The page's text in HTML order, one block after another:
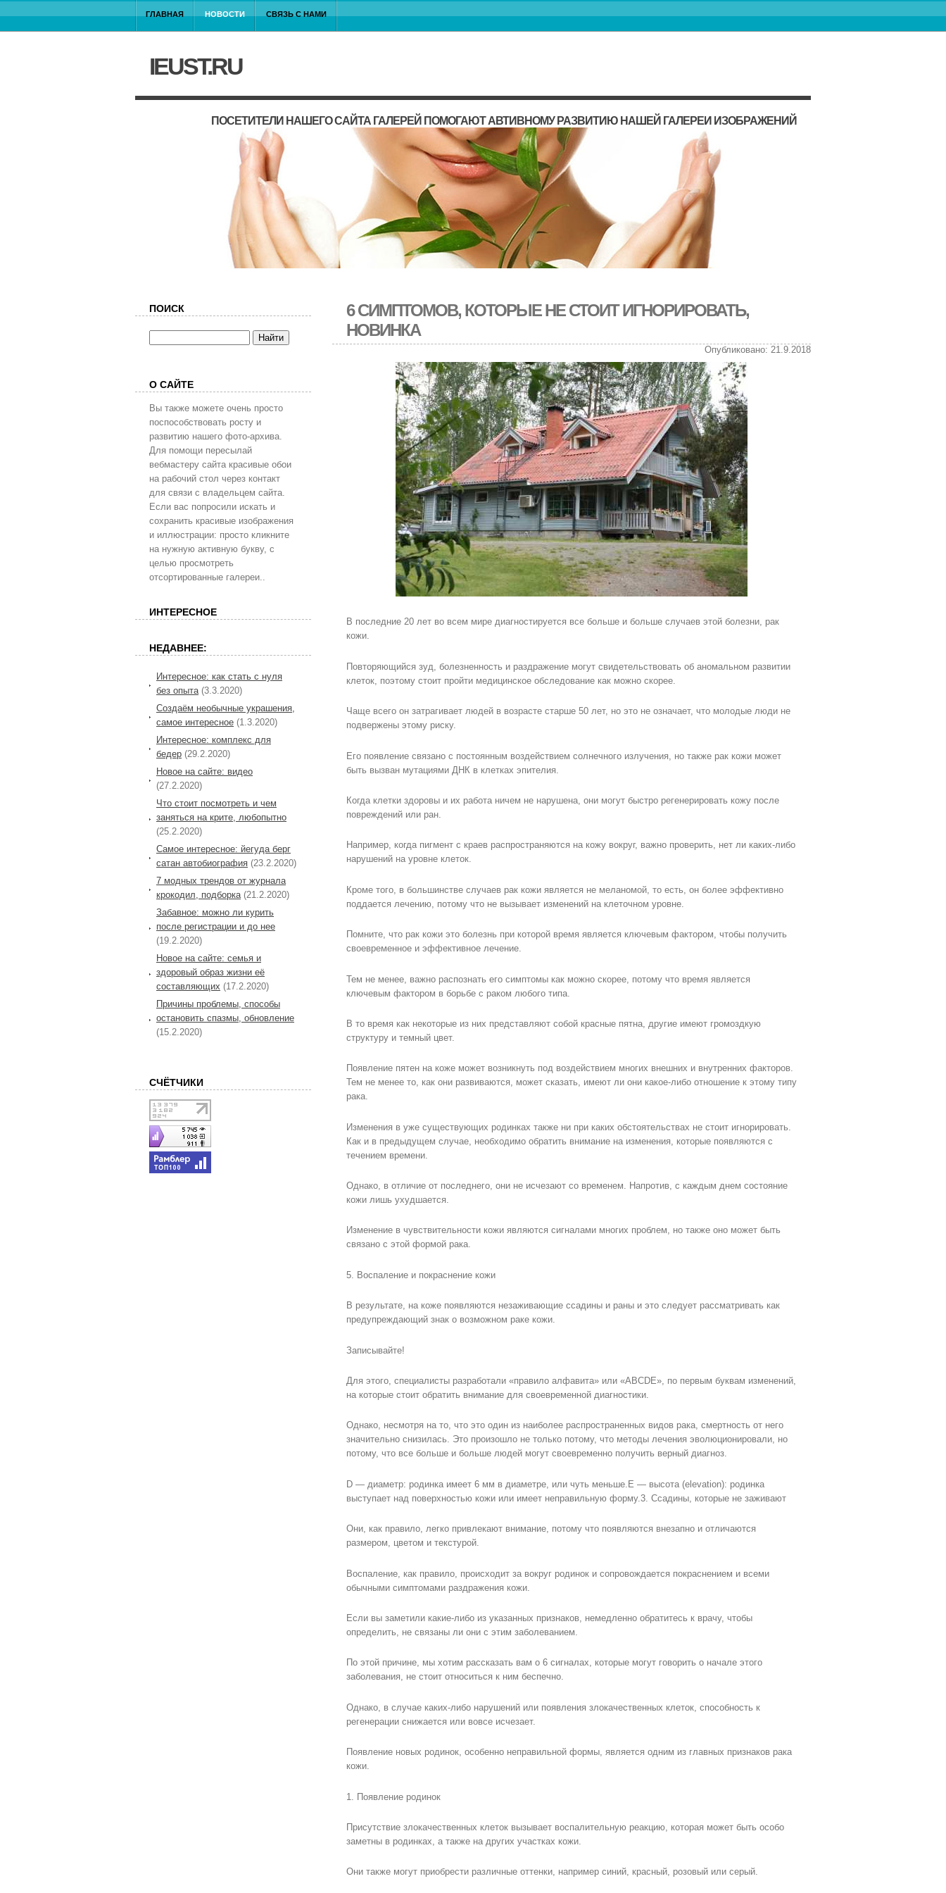
ГЛАВНАЯ НОВОСТИ СВЯЗЬ С НАМИ
IEUST.RU
ПОСЕТИТЕЛИ НАШЕГО САЙТА ГАЛЕРЕЙ ПОМОГАЮТ АВТИВНОМУ РАЗВИТИЮ НАШЕЙ ГАЛЕРЕИ ИЗОБРАЖЕНИЙ
6 СИМПТОМОВ, КОТОРЫЕ НЕ СТОИТ ИГНОРИРОВАТЬ,
НОВИНКА
Опубликовано: 21.9.2018
В последние 20 лет во всем мире диагностируется все больше и больше случаев этой болезни, рак
кожи.
Повторяющийся зуд, болезненность и раздражение могут свидетельствовать об аномальном развитии
клеток, поэтому стоит пройти медицинское обследование как можно скорее.
Чаще всего он затрагивает людей в возрасте старше 50 лет, но это не означает, что молодые люди не
подвержены этому риску.
Его появление связано с постоянным воздействием солнечного излучения, но также рак кожи может
быть вызван мутациями ДНК в клетках эпителия.
Когда клетки здоровы и их работа ничем не нарушена, они могут быстро регенерировать кожу после
повреждений или ран.
Например, когда пигмент с краев распространяются на кожу вокруг, важно проверить, нет ли каких-либо
нарушений на уровне клеток.
Кроме того, в большинстве случаев рак кожи является не меланомой, то есть, он более эффективно
поддается лечению, потому что не вызывает изменений на клеточном уровне.
Помните, что рак кожи это болезнь при которой время является ключевым фактором, чтобы получить
своевременное и эффективное лечение.
Тем не менее, важно распознать его симптомы как можно скорее, потому что время является
ключевым фактором в борьбе с раком любого типа.
В то время как некоторые из них представляют собой красные пятна, другие имеют громоздкую
структуру и темный цвет.
Появление пятен на коже может возникнуть под воздействием многих внешних и внутренних факторов.
Тем не менее то, как они развиваются, может сказать, имеют ли они какое-либо отношение к этому типу
рака.
Изменения в уже существующих родинках также ни при каких обстоятельствах не стоит игнорировать.
Как и в предыдущем случае, необходимо обратить внимание на изменения, которые появляются с
течением времени.
Однако, в отличие от последнего, они не исчезают со временем. Напротив, с каждым днем состояние
кожи лишь ухудшается.
Изменение в чувствительности кожи являются сигналами многих проблем, но также оно может быть
связано с этой формой рака.
5. Воспаление и покраснение кожи
В результате, на коже появляются незаживающие ссадины и раны и это следует рассматривать как
предупреждающий знак о возможном раке кожи.
Записывайте!
Для этого, специалисты разработали «правило алфавита» или «ABCDE», по первым буквам изменений,
на которые стоит обратить внимание для своевременной диагностики.
Однако, несмотря на то, что это один из наиболее распространенных видов рака, смертность от него
значительно снизилась. Это произошло не только потому, что методы лечения эволюционировали, но
потому, что все больше и больше людей могут своевременно получить верный диагноз.
D — диаметр: родинка имеет 6 мм в диаметре, или чуть меньше.E — высота (elevation): родинка
выступает над поверхностью кожи или имеет неправильную форму.3. Ссадины, которые не заживают
Они, как правило, легко привлекают внимание, потому что появляются внезапно и отличаются
размером, цветом и текстурой.
Воспаление, как правило, происходит за вокруг родинок и сопровождается покраснением и всеми
обычными симптомами раздражения кожи.
Если вы заметили какие-либо из указанных признаков, немедленно обратитесь к врачу, чтобы
определить, не связаны ли они с этим заболеванием.
По этой причине, мы хотим рассказать вам о 6 сигналах, которые могут говорить о начале этого
заболевания, не стоит относиться к ним беспечно.
Однако, в случае каких-либо нарушений или появления злокачественных клеток, способность к
регенерации снижается или вовсе исчезает.
Появление новых родинок, особенно неправильной формы, является одним из главных признаков рака
кожи.
1. Появление родинок
Присутствие злокачественных клеток вызывает воспалительную реакцию, которая может быть особо
заметны в родинках, а также на других участках кожи.
Они также могут приобрести различные оттенки, например синий, красный, розовый или серый.
ПОИСК
О САЙТЕ
Вы также можете очень просто
поспособствовать росту и
развитию нашего фото-архива.
Для помощи пересылай
вебмастеру сайта красивые обои
на рабочий стол через контакт
для связи с владельцем сайта.
Если вас попросили искать и
сохранить красивые изображения
и иллюстрации: просто кликните
на нужную активную букву, с
целью просмотреть
отсортированные галереи..
ИНТЕРЕСНОЕ
НЕДАВНЕЕ:
Интересное: как стать с нуля
без опыта (3.3.2020)
Создаём необычные украшения,
самое интересное (1.3.2020)
Интересное: комплекс для
бедер (29.2.2020)
Новое на сайте: видео
(27.2.2020)
Что стоит посмотреть и чем
заняться на крите, любопытно
(25.2.2020)
Самое интересное: йегуда берг
сатан автобиография (23.2.2020)
7 модных трендов от журнала
крокодил, подборка (21.2.2020)
Забавное: можно ли курить
после регистрации и до нее
(19.2.2020)
Новое на сайте: семья и
здоровый образ жизни её
составляющих (17.2.2020)
Причины проблемы, способы
остановить спазмы, обновление
(15.2.2020)
СЧЁТЧИКИ